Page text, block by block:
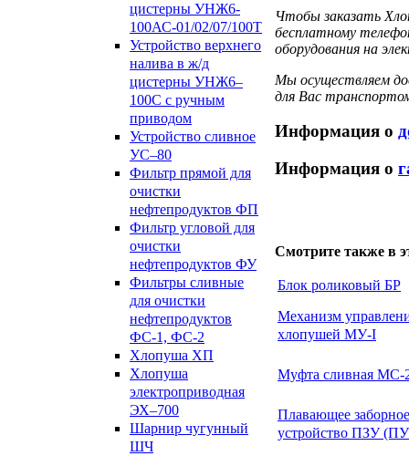
цистерны УНЖ6-
100АС-01/02/07/100Т
Устройство верхнего
налива в ж/д
цистерны УНЖ6–
100С с ручным
приводом
Устройство сливное
УС–80
Фильтр прямой для
очистки
нефтепродуктов ФП
Фильтр угловой для
очистки
нефтепродуктов ФУ
Фильтры сливные
для очистки
нефтепродуктов
ФС-1, ФС-2
Хлопуша ХП
Хлопуша
электроприводная
ЭХ–700
Шарнир чугунный
ШЧ
Чтобы заказать
бесплатному
оборудования на
Мы осуществляем
для Вас
Информация о
Информация о
Смотрите также в
Блок роликовый БР
Механизм
хлопушей МУ-I
Муфта сливная МС-
Плавающее заборное
устройство ПЗУ